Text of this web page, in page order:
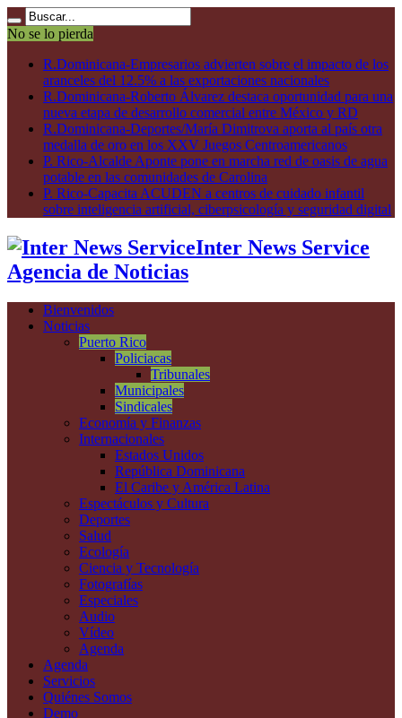
No se lo pierda
R.Dominicana-Empresarios advierten sobre el impacto de los
aranceles del 12.5% a las exportaciones nacionales
R.Dominicana-Roberto Álvarez destaca oportunidad para una
nueva etapa de desarrollo comercial entre México y RD
R.Dominicana-Deportes/María Dimitrova aporta al país otra
medalla de oro en los XXV Juegos Centroamericanos
P. Rico-Alcalde Aponte pone en marcha red de oasis de agua
potable en las comunidades de Carolina
P. Rico-Capacita ACUDEN a centros de cuidado infantil
sobre inteligencia artificial, ciberpsicología y seguridad digital
Inter News Service
Agencia de Noticias
Bienvenidos
Noticias
Puerto Rico
Policiacas
Tribunales
Municipales
Sindicales
Economía y Finanzas
Internacionales
Estados Unidos
República Dominicana
El Caribe y América Latina
Espectáculos y Cultura
Deportes
Salud
Ecología
Ciencia y Tecnología
Fotografías
Especiales
Audio
Vídeo
Agenda
Agenda
Servicios
Quiénes Somos
Demo